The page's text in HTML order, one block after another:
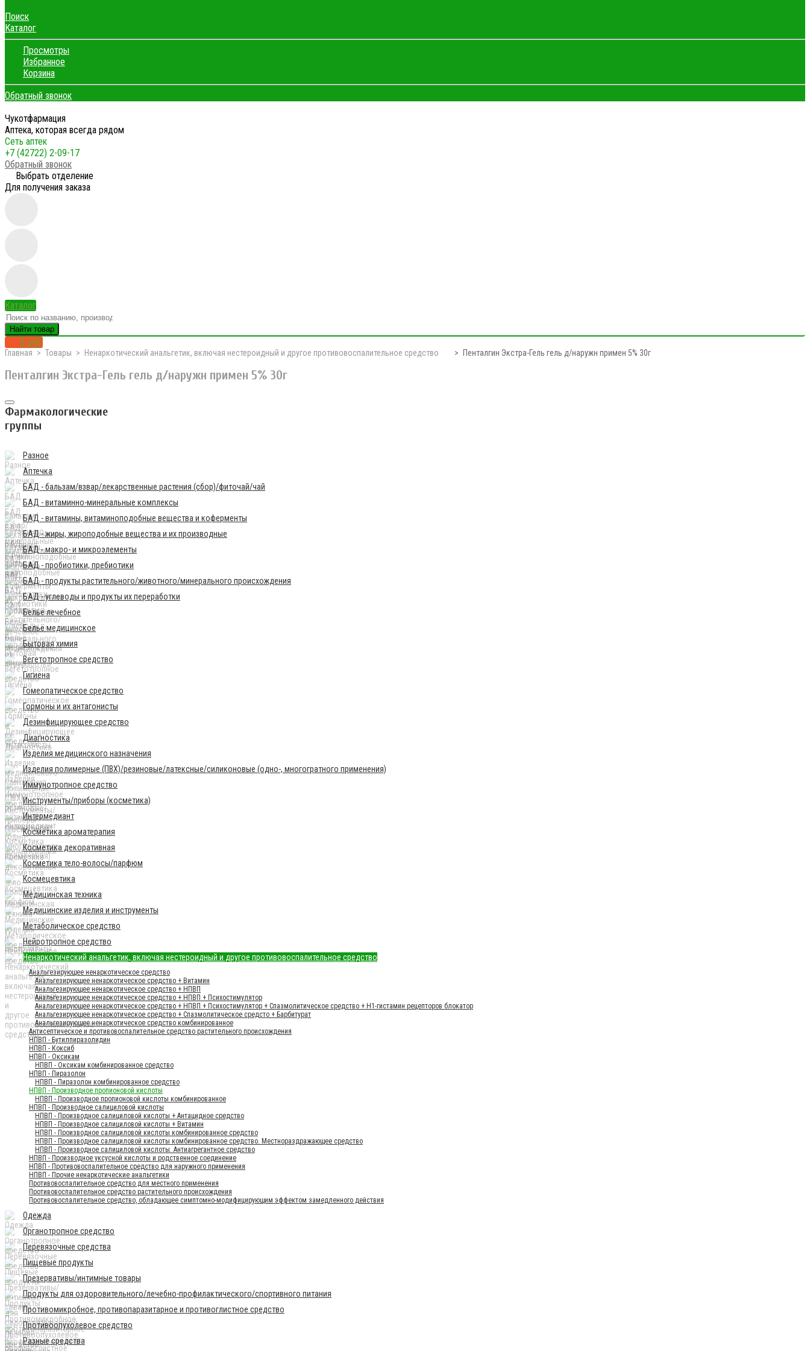
Поиск
Каталог
Просмотры
Избранное
Корзина
Обратный звонок
Чукотфармация
Аптека, которая всегда рядом
Сеть аптек
+7 (42722) 2-09-17
Обратный звонок
Выбрать отделение
Для получения заказа
Каталог
Найти товар
0 руб.
Главная Товары Ненаркотический анальгетик, включая нестероидный и другое противовоспалительное средство Пенталгин Экстра-Гель гель д/наружн примен 5% 30г
Пенталгин Экстра-Гель гель д/наружн примен 5% 30г
Фармакологические
группы
Разное
Аптечка
БАД - бальзам/взвар/лекарственные растения (сбор)/фиточай/чай
БАД - витаминно-минеральные комплексы
БАД - витамины, витаминоподобные вещества и коферменты
БАД - жиры, жироподобные вещества и их производные
БАД - макро- и микроэлементы
БАД - пробиотики, пребиотики
БАД - продукты растительного/животного/минерального происхождения
БАД - углеводы и продукты их переработки
Бельё лечебное
Бельё медицинское
Бытовая химия
Вегетотропное средство
Гигиена
Гомеопатическое средство
Гормоны и их антагонисты
Дезинфицирующее средство
Диагностика
Изделия медицинского назначения
Изделия полимерные (ПВХ)/резиновые/латексные/силиконовые (одно-, многогратного применения)
Иммунотропное средство
Инструменты/приборы (косметика)
Интермедиант
Косметика ароматерапия
Косметика декоративная
Косметика тело-волосы/парфюм
Космецевтика
Медицинская техника
Медицинские изделия и инструменты
Метаболическое средство
Нейротропное средство
Ненаркотический анальгетик, включая нестероидный и другое противовоспалительное средство
Анальгезирующее ненаркотическое средство
Анальгезирующее ненаркотическое средство + Витамин
Анальгезирующее ненаркотическое средство + НПВП
Анальгезирующее ненаркотическое средство + НПВП + Психостимулятор
Анальгезирующее ненаркотическое средство + НПВП + Психостимулятор + Спазмолитическое средство + H1-гистамин рецепторов блокатор
Анальгезирующее ненаркотическое средство + Спазмолитическое средсто + Барбитурат
Анальгезирующее ненаркотическое средство комбинированное
Антисептическое и противовоспалительное средство растительного происхождения
НПВП - Бутилпиразолидин
НПВП - Коксиб
НПВП - Оксикам
НПВП - Оксикам комбинированное средство
НПВП - Пиразолон
НПВП - Пиразолон комбинированное средство
НПВП - Производное пропионовой кислоты
НПВП - Производное пропионовой кислоты комбинированное
НПВП - Производное салициловой кислоты
НПВП - Производное салициловой кислоты + Антацидное средство
НПВП - Производное салициловой кислоты + Витамин
НПВП - Производное салициловой кислоты комбинированное средство
НПВП - Производное салициловой кислоты комбинированное средство. Местнораздражающее средство
НПВП - Производное салициловой кислоты. Антиагрегантное средство
НПВП - Производное уксусной кислоты и родственное соединение
НПВП - Противовоспалительное средство для наружного применения
НПВП - Прочие ненаркотические анальгетики
Противовоспалительное средство для местного применения
Противовоспалительное средство растительного происхождения
Противовоспалительное средство, обладающее симптомно-модифицирующим эффектом замедленного действия
Одежда
Органотропное средство
Перевязочные средства
Пищевые продукты
Презервативы/интимные товары
Продукты для оздоровительного/лечебно-профилактического/спортивного питания
Противомикробное, противопаразитарное и противоглистное средство
Противоопухолевое средство
Разные средства